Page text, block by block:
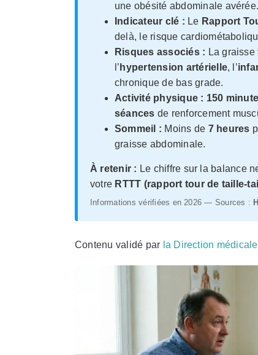
une obésité abdominale avérée.
Indicateur clé : Le Rapport
delà, le risque
Risques associés : La
l’ hypertension artérielle, l’
chronique de bas grade.
Activité physique : 150
séances de renforcement
Sommeil : Moins de 7 heures
graisse abdominale.
À retenir : Le chiffre sur la balance
votre RTTT (rapport tour de taille-
Informations vérifiées en 2026 — Sources :
Contenu validé par la Direction